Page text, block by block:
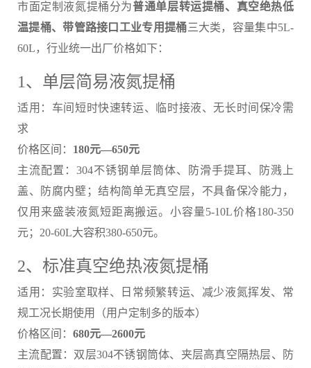
市面定制液氮提桶分为普通单层转运提桶、真空绝热低
温提桶、带管路接口工业专用提桶三大类，容量集中5L-
60L，行业统一出厂价格如下：
1、单层简易液氮提桶
适用：车间短时快速转运、临时接液、无长时间保冷需
求
价格区间： 180元—650元
主流配置：304不锈钢单层筒体、防滑手提耳、防溅上
盖、防腐内壁；结构简单无真空层，不具备保冷能力，
仅用来盛装液氮短距离搬运。小容量5-10L价格180-350
元；20-60L大容积380-650元。
2、标准真空绝热液氮提桶
适用：实验室取样、日常频繁转运、减少液氮挥发、常
规工况长期使用（用户定制多的版本）
价格区间： 680元—2600元
主流配置：双层304不锈钢筒体、夹层高真空隔热层、防